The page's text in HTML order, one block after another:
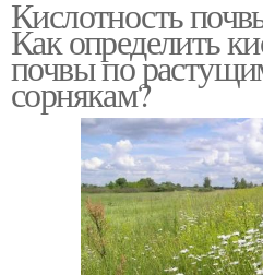
Кислотность
Как определить
почвы по
сорнякам?